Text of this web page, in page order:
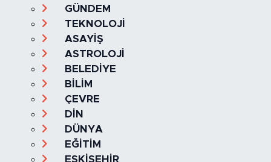
GÜNDEM
TEKNOLOJİ
ASAYİŞ
ASTROLOJİ
BELEDİYE
BİLİM
ÇEVRE
DİN
DÜNYA
EĞİTİM
ESKİŞEHİR